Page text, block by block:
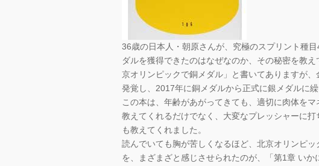
36歳の日本人・朝原さんが、究極のスプリント種
ダルを獲得できたのはなぜなのか、その秘密を教
京オリンピックで銅メダル」と書いてありますが
発覚し、2017年に銅メダルから正式に銀メダルに繰
この本は、年齢があがってきても、適切に肉体を
教えてくれるだけでなく、大変なプレッシャーに
も教えてくれました。
読んでいても胸が苦しくなるほど、北京オリンピ
を、まざまざと感じさせられたのが、「第1章 い